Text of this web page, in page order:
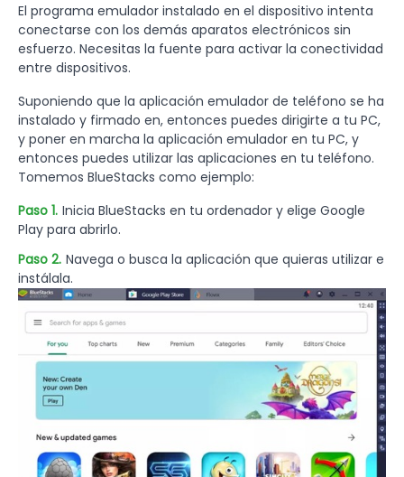
El programa emulador instalado en el dispositivo intenta
conectarse con los demás aparatos electrónicos sin
esfuerzo. Necesitas la fuente para activar la conectividad
entre dispositivos.
Suponiendo que la aplicación emulador de teléfono se ha
instalado y firmado en, entonces puedes dirigirte a tu PC,
y poner en marcha la aplicación emulador en tu PC, y
entonces puedes utilizar las aplicaciones en tu teléfono.
Tomemos BlueStacks como ejemplo:
Paso 1. Inicia BlueStacks en tu ordenador y elige Google
Play para abrirlo.
Paso 2. Navega o busca la aplicación que quieras utilizar e
instálala.